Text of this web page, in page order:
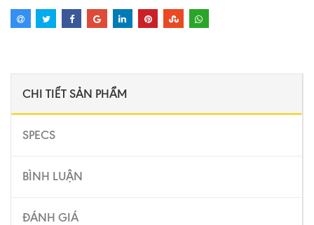
CHI TIẾT SẢN PHẨM
SPECS
BÌNH LUẬN
ĐÁNH GIÁ